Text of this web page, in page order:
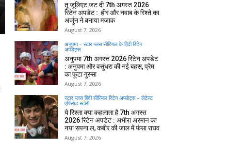
तू जूलिएट जट दी 7th अगस्त 2026
रिटेन अपडेट : हीर और नवाब के रिश्ते का
अर्जुन ने बनाया मजाक
August 7, 2026
अनुपमा – स्टार प्लस सीरियल के हिंदी रिटेन
अपडेट्स
अनुपमा 7th अगस्त 2026 रिटेन अपडेट
: अनुपमा और वसुंधरा की नई बहस, प्रेम
का फूटा गुस्सा
August 7, 2026
स्टार प्लस हिंदी सीरियल रिटेन अपडेट्स – लेटेस्ट
एपिसोड स्टोरी
ये रिश्ता क्या कहलाता है 7th अगस्त
2026 रिटेन अपडेट : अभीरा अरमान का
नया सपना ल, कबीर की जाल में फंसा राघव
August 7, 2026